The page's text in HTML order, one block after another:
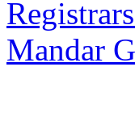
Mandar